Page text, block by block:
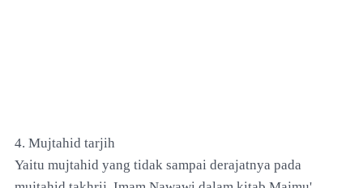
4. Mujtahid tarjih
Yaitu mujtahid yang tidak sampai derajatnya pada